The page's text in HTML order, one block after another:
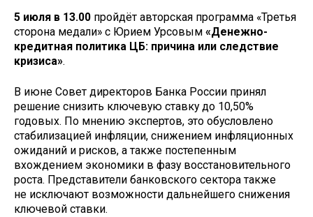
5 июля в 13.00 пройдёт авторская программа «Третья
сторона медали» с Юрием Урсовым «Денежно-
кредитная политика ЦБ: причина или следствие
кризиса».
В июне Совет директоров Банка России принял
решение снизить ключевую ставку до 10,50%
годовых. По мнению экспертов, это обусловлено
стабилизацией инфляции, снижением инфляционных
ожиданий и рисков, а также постепенным
вхождением экономики в фазу восстановительного
роста. Представители банковского сектора также
не исключают возможности дальнейшего снижения
ключевой ставки.